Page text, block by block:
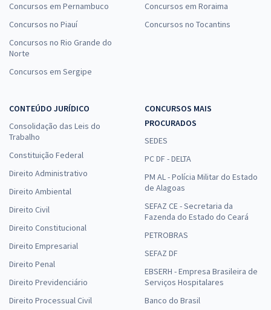
Concursos em Pernambuco
Concursos no Piauí
Concursos no Rio Grande do
Norte
Concursos em Sergipe
Concursos em Roraima
Concursos no Tocantins
CONTEÚDO JURÍDICO
Consolidação das Leis do
Trabalho
Constituição Federal
Direito Administrativo
Direito Ambiental
Direito Civil
Direito Constitucional
Direito Empresarial
Direito Penal
Direito Previdenciário
Direito Processual Civil
CONCURSOS MAIS
PROCURADOS
SEDES
PC DF - DELTA
PM AL - Polícia Militar do Estado
de Alagoas
SEFAZ CE - Secretaria da
Fazenda do Estado do Ceará
PETROBRAS
SEFAZ DF
EBSERH - Empresa Brasileira de
Serviços Hospitalares
Banco do Brasil